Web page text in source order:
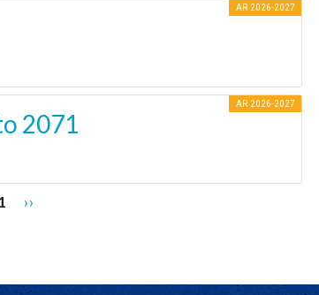
AR 2026-2027
AR 2026-2027
2071
Pagina successiva
››